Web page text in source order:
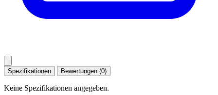
Spezifikationen Bewertungen (0)
Keine Spezifikationen angegeben.